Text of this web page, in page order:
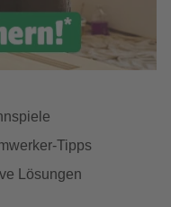
Tipps
Lösungen